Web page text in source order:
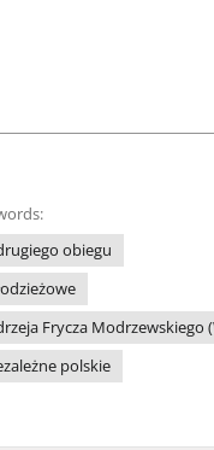
obiegu
Frycza Modrzewskiego
polskie